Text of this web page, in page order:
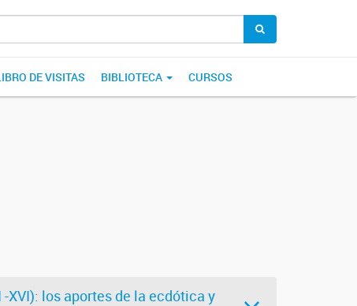
DE VISITAS BIBLIOTECA CURSOS
los aportes de la ecdótica y